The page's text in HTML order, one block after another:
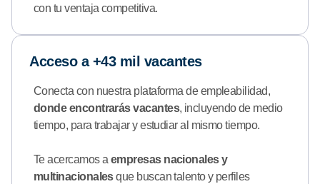
con tu ventaja competitiva.
Acceso a +43 mil vacantes
Conecta con nuestra plataforma de empleabilidad,
donde encontrarás vacantes, incluyendo de medio
tiempo, para trabajar y estudiar al mismo tiempo.
Te acercamos aempresas nacionales y
multinacionalesque buscan talento y perfiles